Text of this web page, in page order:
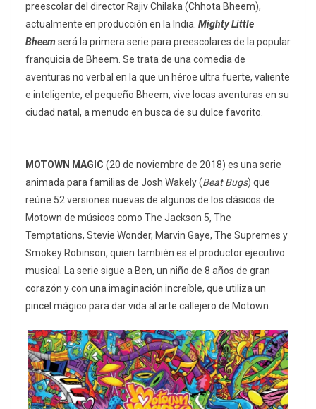
preescolar del director Rajiv Chilaka (Chhota Bheem),
actualmente en producción en la India. Mighty Little
Bheem será la primera serie para preescolares de la popular
franquicia de Bheem. Se trata de una comedia de
aventuras no verbal en la que un héroe ultra fuerte, valiente
e inteligente, el pequeño Bheem, vive locas aventuras en su
ciudad natal, a menudo en busca de su dulce favorito.
MOTOWN MAGIC (20 de noviembre de 2018) es una serie
animada para familias de Josh Wakely (Beat Bugs) que
reúne 52 versiones nuevas de algunos de los clásicos de
Motown de músicos como The Jackson 5, The
Temptations, Stevie Wonder, Marvin Gaye, The Supremes y
Smokey Robinson, quien también es el productor ejecutivo
musical. La serie sigue a Ben, un niño de 8 años de gran
corazón y con una imaginación increíble, que utiliza un
pincel mágico para dar vida al arte callejero de Motown.